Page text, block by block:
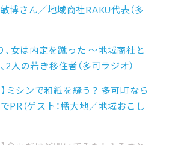
博さん／地域商社RAKU代表（多
、女は内定を蹴った ～地域商社と
2人の若き移住者（多可ラジオ）
】ミシンで和紙を縫う？ 多可町なら
PR（ゲスト：橘大地／地域おこし